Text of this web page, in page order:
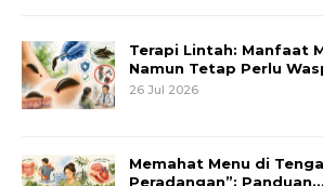
Terapi Lintah: Manfaat
Namun Tetap Perlu
26 Jul 2026
Memahat Menu di
Peradangan”: Panduan…